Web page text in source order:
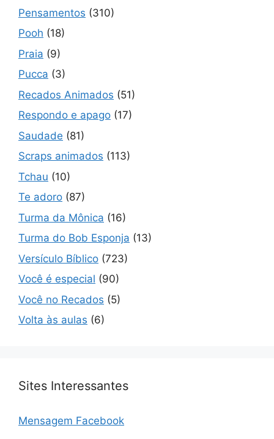
Pensamentos (310)
Pooh (18)
Praia (9)
Pucca (3)
Recados Animados (51)
Respondo e apago (17)
Saudade (81)
Scraps animados (113)
Tchau (10)
Te adoro (87)
Turma da Mônica (16)
Turma do Bob Esponja (13)
Versículo Bíblico (723)
Você é especial (90)
Você no Recados (5)
Volta às aulas (6)
Sites Interessantes
Mensagem Facebook